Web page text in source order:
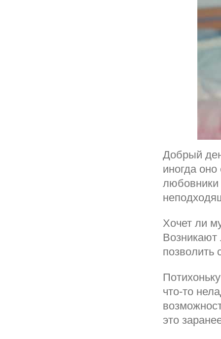
Добрый
иногда
любовники
Хочет ли
Возникают
позволить
что-то
это